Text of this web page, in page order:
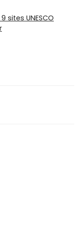
sites UNESCO